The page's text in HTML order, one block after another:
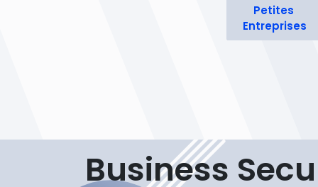
Petites
Entreprises
Business